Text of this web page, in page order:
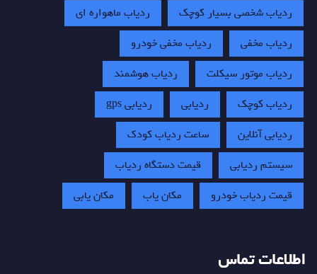
ردیاب شخصی بسیار کوچک
ردیاب ماهواره ای
ردیاب مخفی
ردیاب مخفی خودرو
ردیاب موتور سیکلت
ردیاب هوشمند
ردیاب کوچک
ردیابی
ردیابی gps
ردیابی آنلاین
ساعت ردیاب کودک
سیستم ردیابی
قیمت دستگاه ردیاب
قیمت ردیاب خودرو
مکان یاب مکان یابی
اطلاعات تماس